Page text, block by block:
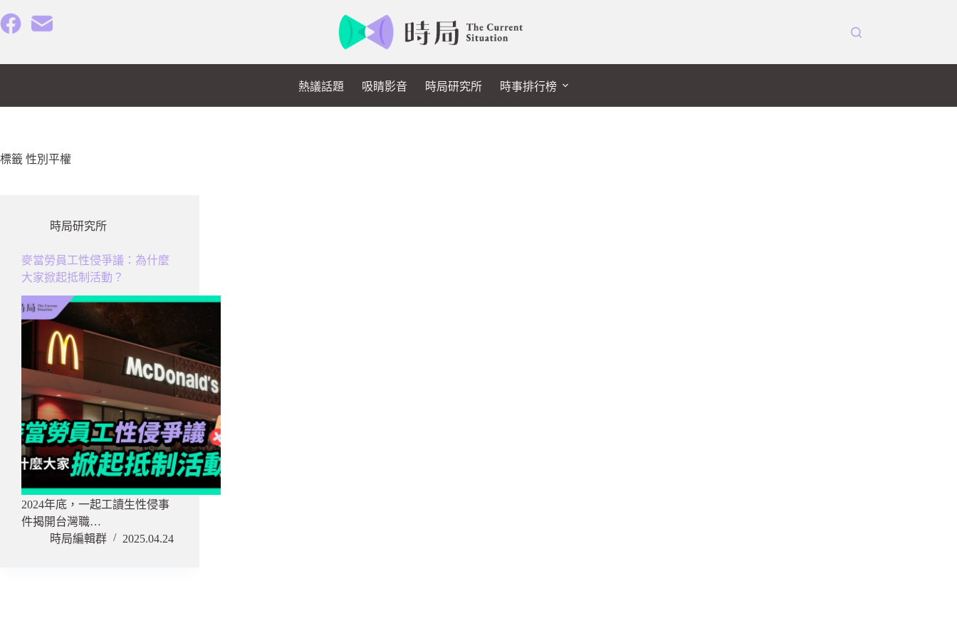
至
熱議話題 吸睛影音 時局研究所 時事排行榜
標籤 性別平權
時局研究所
麥當勞員工性侵爭議：為什麼
大家掀起抵制活動？
2024年底，一起工讀生性侵事
件揭開台灣職…
時局編輯群
2025.04.24